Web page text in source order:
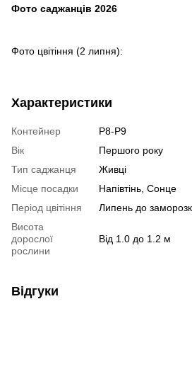
Фото саджанців 2026
Фото цвітіння (2 липня):
Характеристики
Контейнер
P8-P9
Вік
Першого року
Тип саджанця
Живці
Місце посадки
Напівтінь, Сонце
Період цвітіння
Липень до
Висота
дорослої
рослини
Від 1.0 до 1.2 м
Відгуки